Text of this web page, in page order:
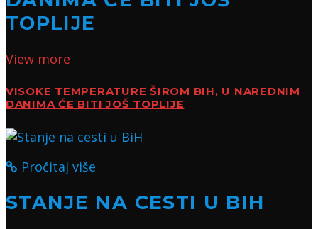
TOPLIJE
View more
VISOKE TEMPERATURE ŠIROM BIH, U NAREDNIM
DANIMA ĆE BITI JOŠ TOPLIJE
Pročitaj više
STANJE NA CESTI U BIH